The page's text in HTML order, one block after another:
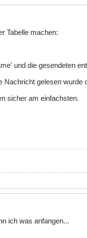
Tabelle machen:
und die gesendeten
gelesen wurde
sicher am einfachsten.
ich was anfangen...